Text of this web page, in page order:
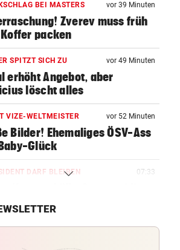
BEI MASTERS vor 39 Minuten
Zverev muss früh
packen
SPITZT SICH ZU vor 49 Minuten
erhöht Angebot, aber
löscht alles
VIZE-WELTMEISTER vor 52 Minuten
Bilder! Ehemaliges ÖSV-Ass
Glück
DARF BLEIBEN 07:33
Infantino
GEFORDERT 07:17